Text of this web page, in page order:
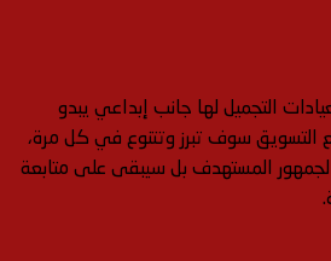
التجميل لها جانب إبداعي يبدو
التسويق سوف تبرز وتتنوع في كل مرة،
المستهدف بل سيبقى على متابعة